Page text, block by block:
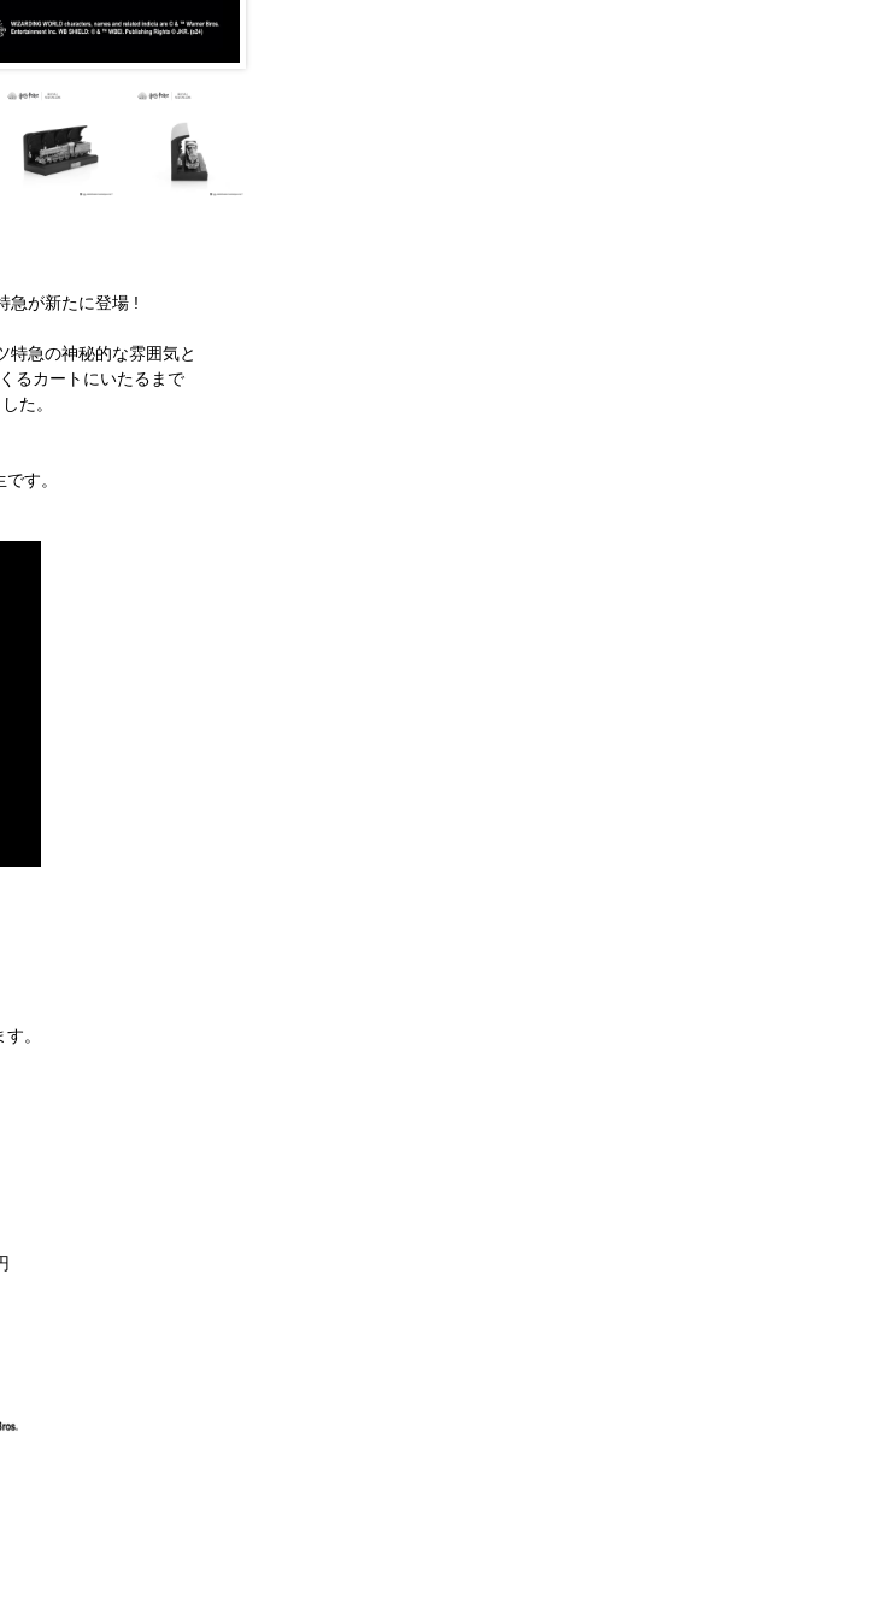
急が新たに登場 !
特急の神秘的な雰囲気と
るカートにいたるまで
た。
す。
。